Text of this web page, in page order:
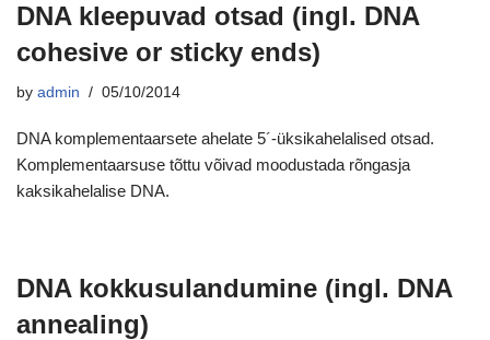
DNA kleepuvad otsad (ingl. DNA
cohesive or sticky ends)
by admin 05/10/2014
DNA komplementaarsete ahelate 5´-üksikahelalised otsad.
Komplementaarsuse tõttu võivad moodustada rõngasja
kaksikahelalise DNA.
DNA kokkusulandumine (ingl. DNA
annealing)